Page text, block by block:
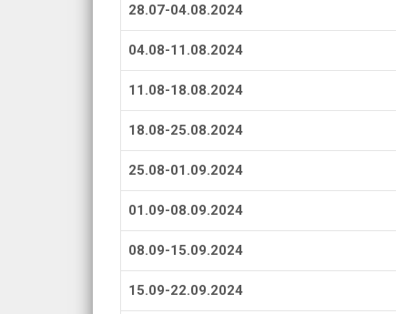
28.07-04.08.2024
04.08-11.08.2024
11.08-18.08.2024
18.08-25.08.2024
25.08-01.09.2024
01.09-08.09.2024
08.09-15.09.2024
15.09-22.09.2024